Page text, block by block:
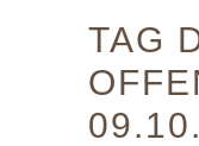
TAG